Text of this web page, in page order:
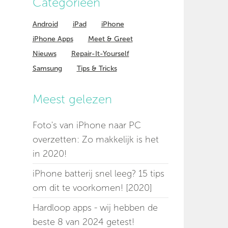
Android iPad
iPhone
iPhone Apps
Meet & Greet
Nieuws
Repair-It-Yourself
Samsung
Tips & Tricks
Meest gelezen
Foto's van iPhone naar PC
overzetten: Zo makkelijk is het
in 2020!
iPhone batterij snel leeg? 15 tips
om dit te voorkomen! [2020]
Hardloop apps - wij hebben de
beste 8 van 2024 getest!